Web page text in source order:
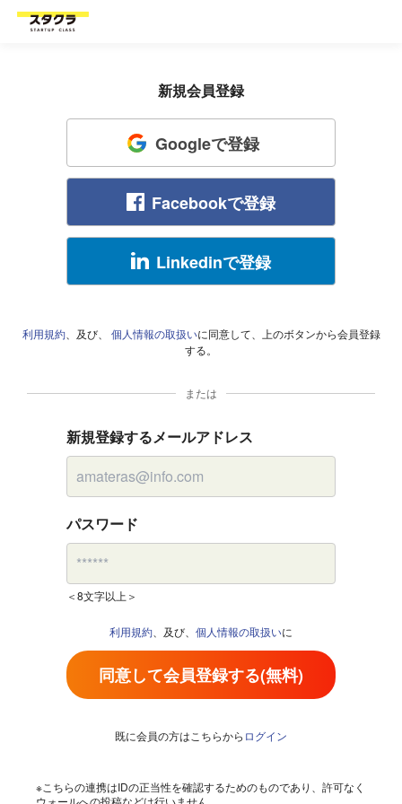
新規会員登録
Googleで登録
Facebookで登録
Linkedinで登録
利用規約、及び、 個人情報の取扱いに同意して、上のボタンから会員登録
する。
または
新規登録するメールアドレス
パスワード
＜8文字以上＞
利用規約 、及び、 個人情報の取扱いに
同意して会員登録する(無料)
既に会員の方はこちらから ログイン
※こちらの連携はIDの正当性を確認するためのものであり、許可なく
ウォールへの投稿などは行いません。